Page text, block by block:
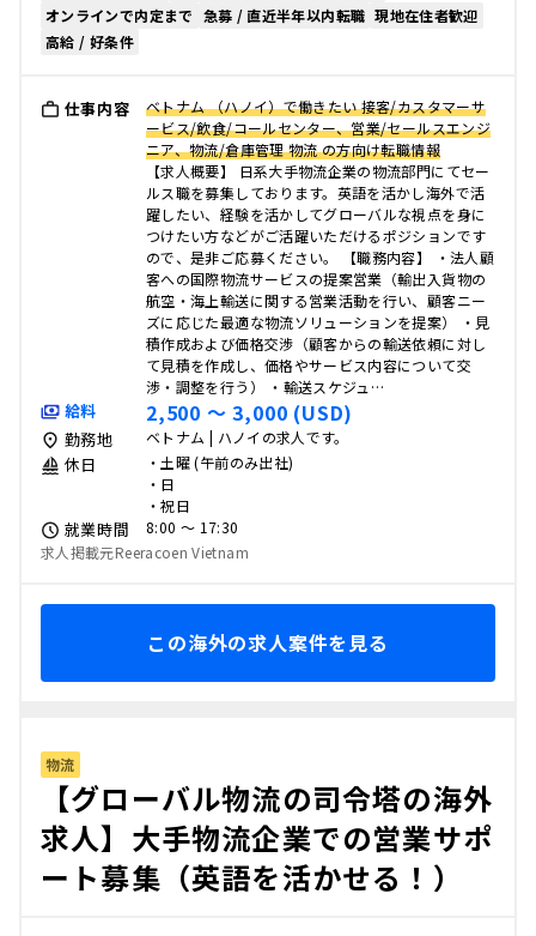
オンラインで内定まで 急募 / 直近半年以内転職 現地在住者歓迎
高給 / 好条件
仕事内容
ベトナム （ハノイ）で働きたい 接客/カスタマーサ
ービス/飲食/コールセンター、営業/セールスエンジ
ニア、物流/倉庫管理 物流 の方向け転職情報
【求人概要】 日系大手物流企業の物流部門にてセー
ルス職を募集しております。英語を活かし海外で活
躍したい、経験を活かしてグローバルな視点を身に
つけたい方などがご活躍いただけるポジションです
ので、是非ご応募ください。 【職務内容】 ・法人顧
客への国際物流サービスの提案営業（輸出入貨物の
航空・海上輸送に関する営業活動を行い、顧客ニー
ズに応じた最適な物流ソリューションを提案） ・見
積作成および価格交渉（顧客からの輸送依頼に対し
て見積を作成し、価格やサービス内容について交
渉・調整を行う） ・輸送スケジュ…
給料 2,500 〜 3,000 (USD)
勤務地 ベトナム | ハノイの求人です。
休日
・土曜 (午前のみ出社)
・日
・祝日
就業時間
8:00 〜 17:30
求人掲載元Reeracoen Vietnam
この海外の求人案件を見る
物流
【グローバル物流の司令塔の海外
求人】大手物流企業での営業サポ
ート募集（英語を活かせる！）